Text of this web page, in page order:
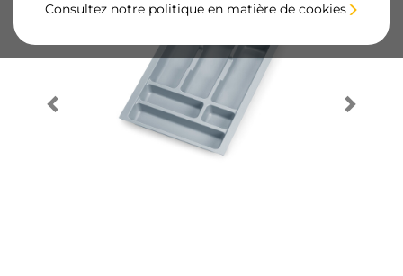
Consultez notre politique en matière de cookies